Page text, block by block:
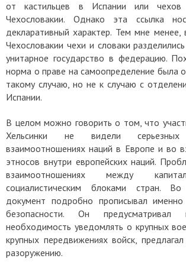
от кастильцев в Испании или
Чехословакии. Однако эта ссылка
декларативный характер. Тем мне менее,
Чехословакии чехи и словаки
унитарное государство в федерацию.
норма о праве на самоопределение была
такому случаю, но не к случаю с
Испании.
В целом можно говорить о том, что
Хельсинки не видели
взаимоотношениях наций в Европе и во
этносов внутри европейских наций.
взаимоотношениях между
социалистическим блоками стран. Во
документ подробно прописывал
безопасности. Он
необходимость уведомлять о крупных
крупных передвижениях войск,
разоружению.